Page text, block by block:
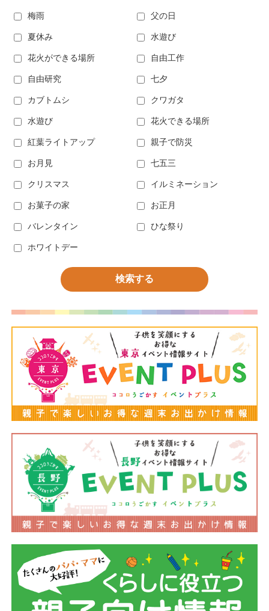
梅雨 父の日
夏休み 水遊び
花火ができる場所 自由工作
自由研究 七夕
カブトムシ クワガタ
水遊び 花火できる場所
紅葉ライトアップ 親子で防災
お月見 七五三
クリスマス イルミネーション
お菓子の家 お正月
バレンタイン ひな祭り
ホワイトデー